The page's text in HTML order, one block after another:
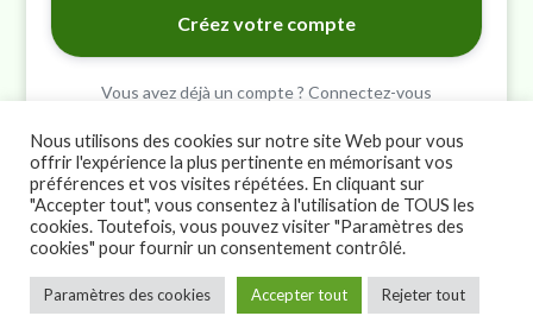
Vous avez déjà un compte ? Connectez-vous
>
Nous utilisons des cookies sur notre site Web pour vous
offrir l'expérience la plus pertinente en mémorisant vos
préférences et vos visites répétées. En cliquant sur
"Accepter tout", vous consentez à l'utilisation de TOUS les
cookies. Toutefois, vous pouvez visiter "Paramètres des
cookies" pour fournir un consentement contrôlé.
Paramètres des cookies Accepter tout Rejeter tout